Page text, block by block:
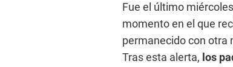
Fue el último
momento en el que
permanecido con otra
Tras esta alerta, los